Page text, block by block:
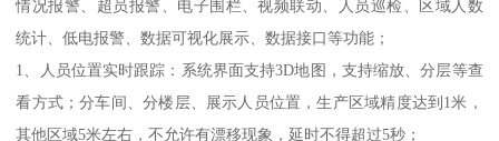
情况报警、超员报警、电子围栏、视频联动、人员巡检、区域人数
统计、低电报警、数据可视化展示、数据接口等功能；
1、人员位置实时跟踪：系统界面支持3D地图，支持缩放、分层等查
看方式；分车间、分楼层、展示人员位置，生产区域精度达到1米，
其他区域5米左右，不允许有漂移现象，延时不得超过5秒；